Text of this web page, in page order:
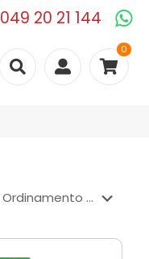
049 20 21 144
0